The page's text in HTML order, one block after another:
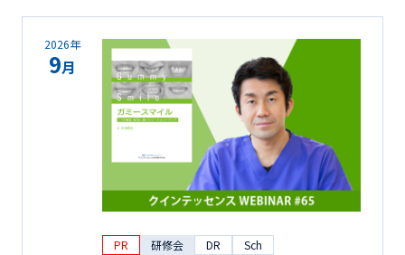
2026年
9月
PR 研修会 DR Sch